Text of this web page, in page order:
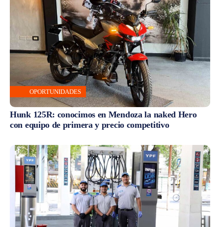
OPORTUNIDADES
Hunk 125R: conocimos en Mendoza la naked Hero
con equipo de primera y precio competitivo